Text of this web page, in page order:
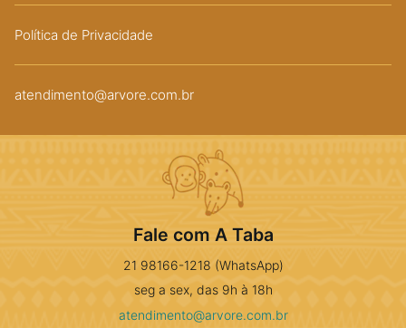
Política de Privacidade
atendimento@arvore.com.br
Fale com A Taba
21 98166-1218 (WhatsApp)
seg a sex, das 9h à 18h
atendimento@arvore.com.br